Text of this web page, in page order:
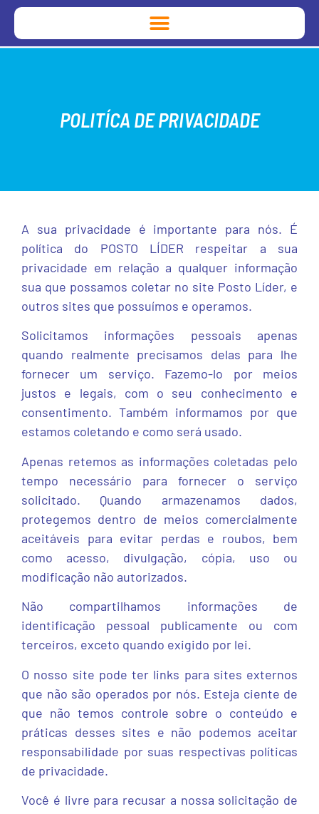
POLITÍCA DE PRIVACIDADE
A sua privacidade é importante para nós. É
política do POSTO LÍDER respeitar a sua
privacidade em relação a qualquer informação
sua que possamos coletar no site Posto Líder, e
outros sites que possuímos e operamos.
Solicitamos informações pessoais apenas
quando realmente precisamos delas para lhe
fornecer um serviço. Fazemo-lo por meios
justos e legais, com o seu conhecimento e
consentimento. Também informamos por que
estamos coletando e como será usado.
Apenas retemos as informações coletadas pelo
tempo necessário para fornecer o serviço
solicitado. Quando armazenamos dados,
protegemos dentro de meios comercialmente
aceitáveis ​​para evitar perdas e roubos, bem
como acesso, divulgação, cópia, uso ou
modificação não autorizados.
Não compartilhamos informações de
identificação pessoal publicamente ou com
terceiros, exceto quando exigido por lei.
O nosso site pode ter links para sites externos
que não são operados por nós. Esteja ciente de
que não temos controle sobre o conteúdo e
práticas desses sites e não podemos aceitar
responsabilidade por suas respectivas políticas
de privacidade.
Você é livre para recusar a nossa solicitação de